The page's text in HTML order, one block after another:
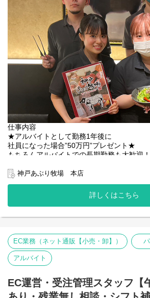
●英語・中国語・韓国語を話せる方
⇒1か国語につき時給プラス20円！
＜最大なんと時給1410円！！！＞
勤務日：平日ランチ週2日・土日ディナー
スキル：英語＆中国語＆韓国語を話せる
仕事内容
★アルバイトとして勤務1年後に
社員になった場合”50万円”プレゼント★
もちろんアルバイトでの長期勤務も大歓迎！
■■■■■■■■■■■■
稼げる＆楽しい職場ならココ！
最初は元気に「いらっしゃいませ」が言え
・席のご案内
・配膳
・レジ
など徐々に覚えていってくださいね！
＝＝＝＝＝＝＝＝＝＝＝＝
神戸あぶり牧場 本店
詳しくはこちら
EC業務（ネット通販【小売・卸】）
アルバイト
EC運営・受注管理スタッフ【